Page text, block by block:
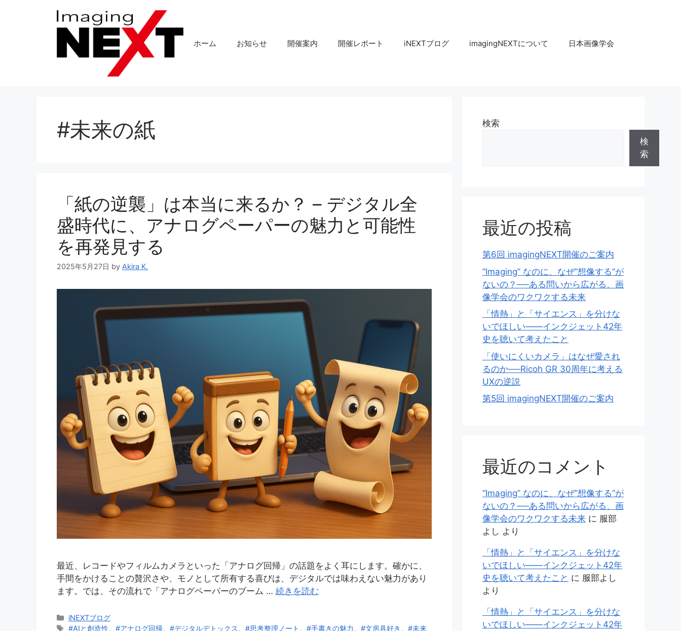
ホーム お知らせ 開催案内 開催レポート iNEXTブログ imagingNEXTについて 日本画像学会
#未来の紙
「紙の逆襲」は本当に来るか？ – デジタル全
盛時代に、アナログペーパーの魅力と可能性
を再発見する
2025年5月27日 by Akira K.
最近、レコードやフィルムカメラといった「アナログ回帰」の話題をよく耳にします。確かに、
手間をかけることの贅沢さや、モノとして所有する喜びは、デジタルでは味わえない魅力があり
ます。では、その流れで「アナログペーパーのブーム … 続きを読む
カ
テ
iNEXTブログ
タ
#AIと創造性 、#アナログ回帰 、#デジタルデトックス 、#思考整理ノート 、#手書きの魅力 、#文房具好き 、#未来
検索
検
索
最近の投稿
第6回 imagingNEXT開催のご案内
“Imaging” なのに、なぜ”想像する”が
ないの？──ある問いから広がる、画
像学会のワクワクする未来
「情熱」と「サイエンス」を分けな
いでほしい——インクジェット42年
史を聴いて考えたこと
「使いにくいカメラ」はなぜ愛され
るのか──Ricoh GR 30周年に考える
UXの逆説
第5回 imagingNEXT開催のご案内
最近のコメント
“Imaging” なのに、なぜ”想像する”が
ないの？──ある問いから広がる、画
像学会のワクワクする未来 に 服部
よし より
「情熱」と「サイエンス」を分けな
いでほしい——インクジェット42年
史を聴いて考えたこと に 服部よし
より
「情熱」と「サイエンス」を分けな
いでほしい——インクジェット42年